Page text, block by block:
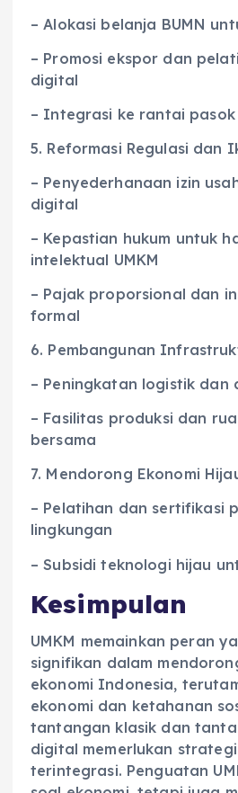
– Alokasi belanja BUMN
– Promosi ekspor dan
digital
– Integrasi ke rantai
5. Reformasi Regulasi dan
– Penyederhanaan izin
digital
– Kepastian hukum untuk
intelektual UMKM
– Pajak proporsional dan
formal
6. Pembangunan
– Peningkatan logistik dan
– Fasilitas produksi dan
bersama
7. Mendorong Ekonomi
– Pelatihan dan sertifikasi
lingkungan
– Subsidi teknologi hijau
Kesimpulan
UMKM memainkan peran
signifikan dalam
ekonomi Indonesia,
ekonomi dan ketahanan
tantangan klasik dan
digital memerlukan
terintegrasi. Penguatan